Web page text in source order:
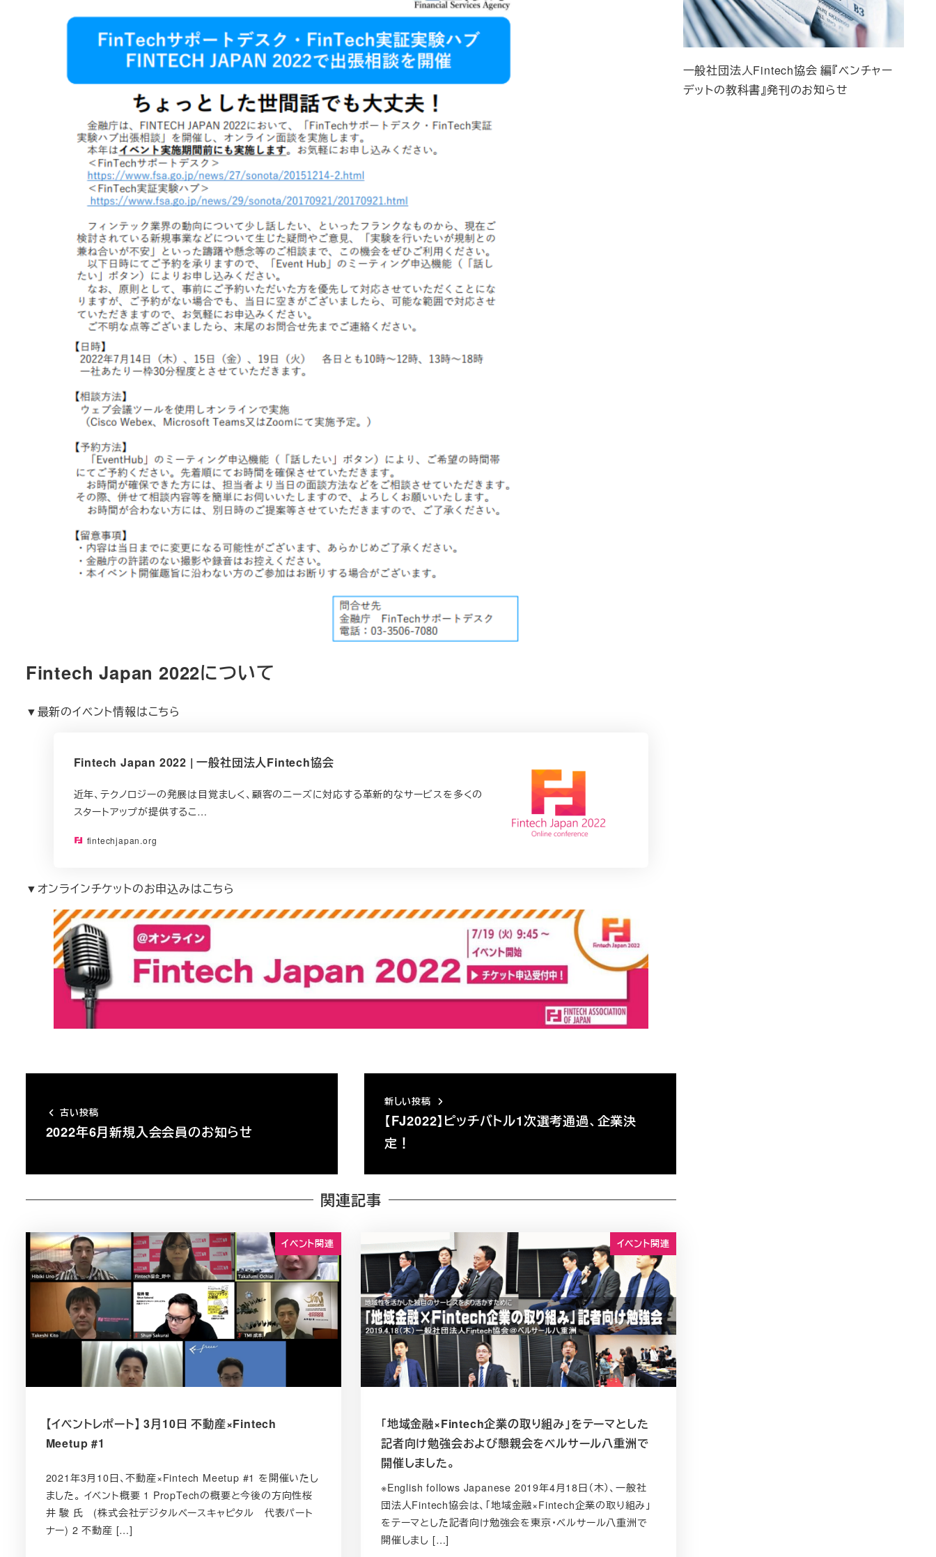
Fintech Japan 2022について
▼最新のイベント情報はこちら
Fintech Japan 2022 | 一般社団法人Fintech協会
近年、テクノロジーの発展は目覚ましく、顧客のニーズに対応する革新的なサービスを多くの
スタートアップが提供するこ…
fintechjapan.org
▼オンラインチケットのお申込みはこちら
古い投稿
2022年6月新規入会会員のお知らせ
新しい投稿
【FJ2022】ピッチバトル1次選考通過、企業決
定！
関連記事
イベント関連
【イベントレポート】 3月10日 不動産×Fintech
Meetup #1
2021年3月10日、不動産×Fintech Meetup #1 を開催いたし
ました。 イベント概要 1 PropTechの概要と今後の方向性桜
井 駿 氏 (株式会社デジタルベースキャピタル 代表パート
ナー) 2 不動産 […]
イベント関連
「地域金融×Fintech企業の取り組み」をテーマとした
記者向け勉強会および懇親会をベルサール八重洲で
開催しました。
※English follows Japanese 2019年4月18日（木）、一般社
団法人Fintech協会は、「地域金融×Fintech企業の取り組み」
をテーマとした記者向け勉強会を東京・ベルサール八重洲で
開催しまし […]
一般社団法人Fintech協会 編『ベンチャー
デットの教科書』発刊のお知らせ